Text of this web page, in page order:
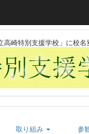
崎特別支援学校」に校名
取り組み 参